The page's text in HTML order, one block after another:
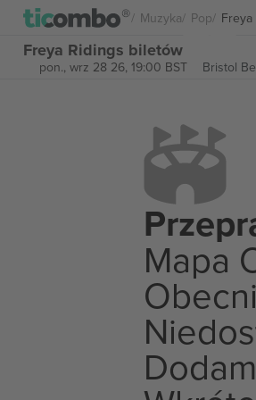
Muzyka Pop
Freya Ridings biletów
pon., wrz 28 26, 19:00 BST Bristol
Mapa